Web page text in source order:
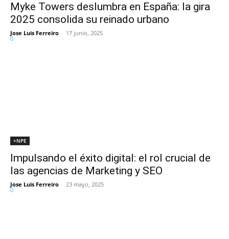
Myke Towers deslumbra en España: la gira
2025 consolida su reinado urbano
Jose Luis Ferreiro - 17 junio, 2025
0
+NPE
Impulsando el éxito digital: el rol crucial de
las agencias de Marketing y SEO
Jose Luis Ferreiro - 23 mayo, 2025
0